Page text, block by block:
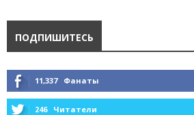
ПОДПИШИТЕСЬ
11,337 Фанаты
246 Читатели